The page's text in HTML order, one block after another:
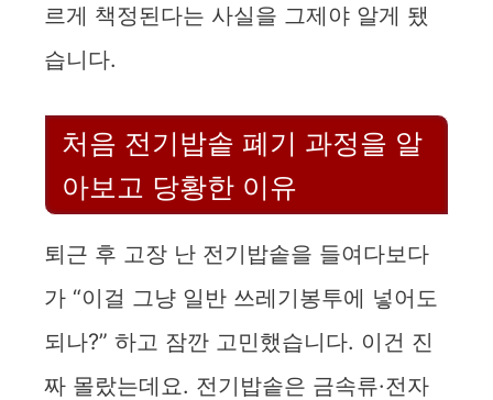
르게 책정된다는 사실을 그제야 알게 됐
습니다.
처음 전기밥솥 폐기 과정을 알
아보고 당황한 이유
퇴근 후 고장 난 전기밥솥을 들여다보다
가 “이걸 그냥 일반 쓰레기봉투에 넣어도
되나?” 하고 잠깐 고민했습니다. 이건 진
짜 몰랐는데요. 전기밥솥은 금속류·전자